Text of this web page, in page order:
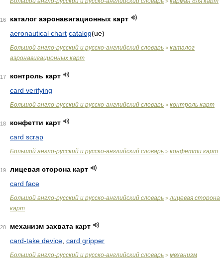
16
каталог аэронавигационных карт
aeronautical chart catalog(ue)
Большой англо-русский и русско-английский словарь > каталог
аэронавигационных карт
17
контроль карт
card verifying
Большой англо-русский и русско-английский словарь > контроль карт
18
конфетти карт
card scrap
Большой англо-русский и русско-английский словарь > конфетти карт
19
лицевая сторона карт
card face
Большой англо-русский и русско-английский словарь > лицевая сторона
карт
20
механизм захвата карт
card-take device card gripper
Большой англо-русский и русско-английский словарь > механизм